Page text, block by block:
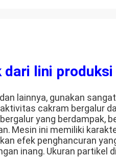
dari lini
lainnya, gunakan
cakram bergalur
yang berdampak,
Mesin ini memiliki
efek penghancuran
inang. Ukuran partikel